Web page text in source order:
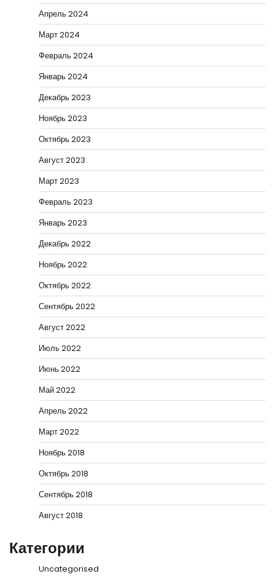
Апрель 2024
Март 2024
Февраль 2024
Январь 2024
Декабрь 2023
Ноябрь 2023
Октябрь 2023
Август 2023
Март 2023
Февраль 2023
Январь 2023
Декабрь 2022
Ноябрь 2022
Октябрь 2022
Сентябрь 2022
Август 2022
Июль 2022
Июнь 2022
Май 2022
Апрель 2022
Март 2022
Ноябрь 2018
Октябрь 2018
Сентябрь 2018
Август 2018
Категории
Uncategorised